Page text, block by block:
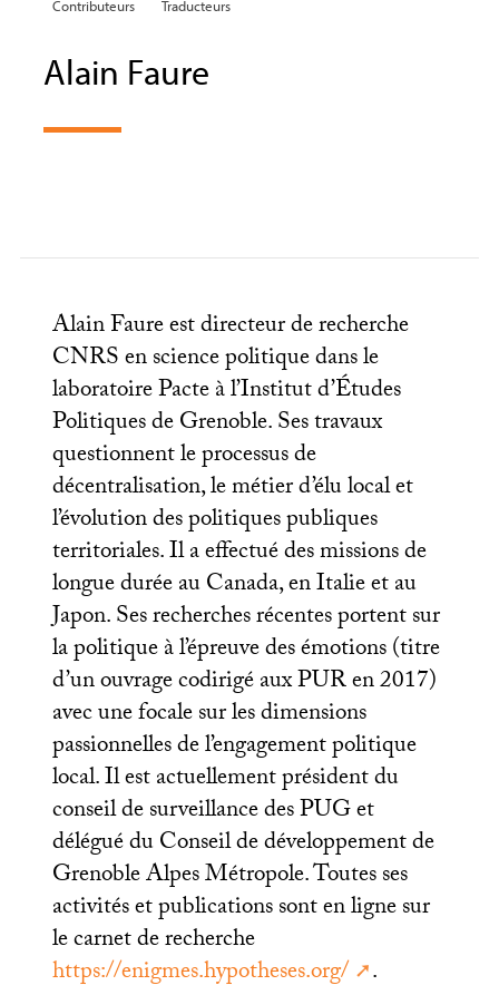
Contributeurs Traducteurs
Alain Faure
Alain Faure est directeur de recherche
CNRSen science politique dans le
laboratoire Pacte à l’Institut d’Études
Politiques de Grenoble. Ses travaux
questionnent le processus de
décentralisation, le métier d’élu local et
l’évolution des politiques publiques
territoriales. Il a effectué des missions de
longue durée au Canada, en Italie et au
Japon. Ses recherches récentes portent sur
la politique à l’épreuve des émotions (titre
d’un ouvrage codirigé auxPURen 2017)
avec une focale sur les dimensions
passionnelles de l’engagement politique
local. Il est actuellement président du
conseil de surveillance desPUGet
délégué du Conseil de développement de
Grenoble Alpes Métropole. Toutes ses
activités et publications sont en ligne sur
le carnet de recherche
https://enigmes.hypotheses.org/
.